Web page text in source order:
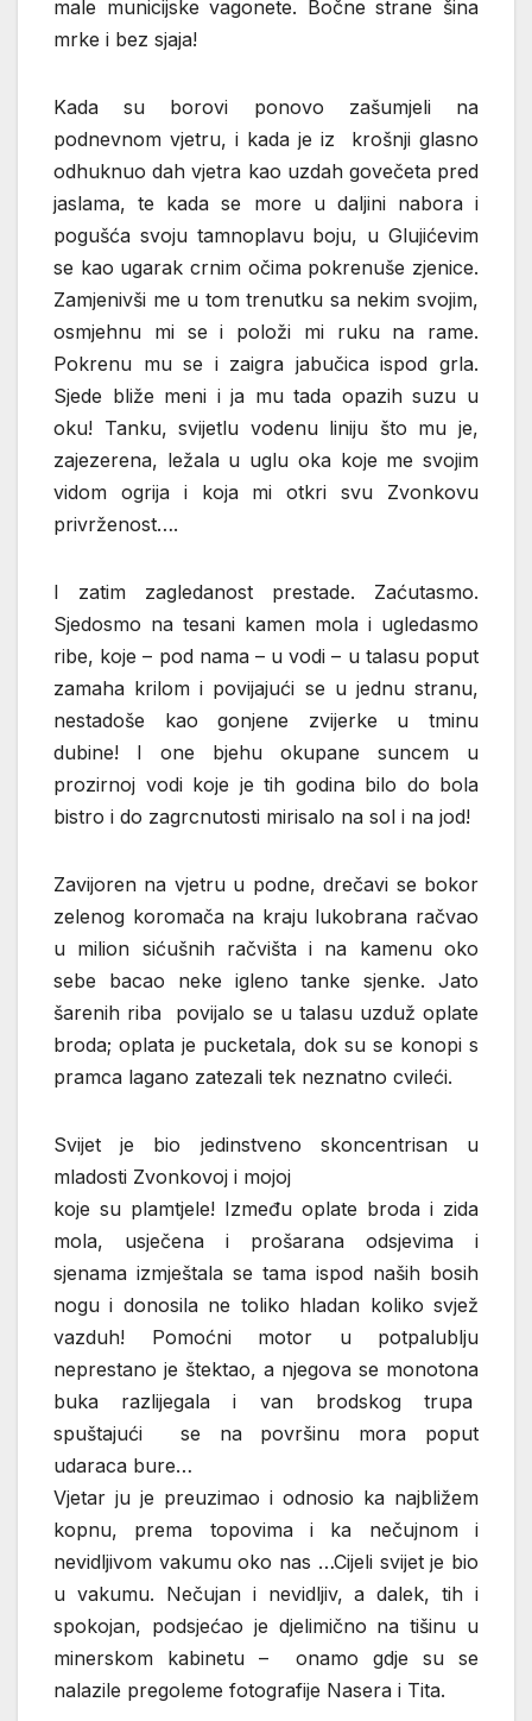
male municijske vagonete. Bočne strane šina
mrke i bez sjaja!
Kada su borovi ponovo zašumjeli na
podnevnom vjetru, i kada je iz krošnji glasno
odhuknuo dah vjetra kao uzdah govečeta pred
jaslama, te kada se more u daljini nabora i
pogušća svoju tamnoplavu boju, u Glujićevim
se kao ugarak crnim očima pokrenuše zjenice.
Zamjenivši me u tom trenutku sa nekim svojim,
osmjehnu mi se i položi mi ruku na rame.
Pokrenu mu se i zaigra jabučica ispod grla.
Sjede bliže meni i ja mu tada opazih suzu u
oku! Tanku, svijetlu vodenu liniju što mu je,
zajezerena, ležala u uglu oka koje me svojim
vidom ogrija i koja mi otkri svu Zvonkovu
privrženost….
I zatim zagledanost prestade. Zaćutasmo.
Sjedosmo na tesani kamen mola i ugledasmo
ribe, koje – pod nama – u vodi – u talasu poput
zamaha krilom i povijajući se u jednu stranu,
nestadoše kao gonjene zvijerke u tminu
dubine! I one bjehu okupane suncem u
prozirnoj vodi koje je tih godina bilo do bola
bistro i do zagrcnutosti mirisalo na sol i na jod!
Zavijoren na vjetru u podne, drečavi se bokor
zelenog koromača na kraju lukobrana račvao
u milion sićušnih račvišta i na kamenu oko
sebe bacao neke igleno tanke sjenke. Jato
šarenih riba povijalo se u talasu uzduž oplate
broda; oplata je pucketala, dok su se konopi s
pramca lagano zatezali tek neznatno cvileći.
Svijet je bio jedinstveno skoncentrisan u
mladosti Zvonkovoj i mojoj
koje su plamtjele! Između oplate broda i zida
mola, usječena i prošarana odsjevima i
sjenama izmještala se tama ispod naših bosih
nogu i donosila ne toliko hladan koliko svjež
vazduh! Pomoćni motor u potpalublju
neprestano je štektao, a njegova se monotona
buka razlijegala i van brodskog trupa
spuštajući se na površinu mora poput
udaraca bure…
Vjetar ju je preuzimao i odnosio ka najbližem
kopnu, prema topovima i ka nečujnom i
nevidljivom vakumu oko nas …Cijeli svijet je bio
u vakumu. Nečujan i nevidljiv, a dalek, tih i
spokojan, podsjećao je djelimično na tišinu u
minerskom kabinetu – onamo gdje su se
nalazile pregoleme fotografije Nasera i Tita.